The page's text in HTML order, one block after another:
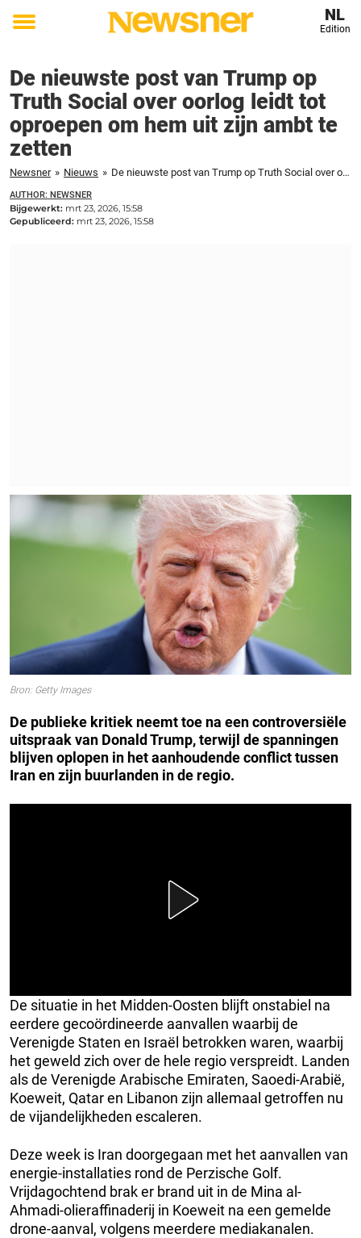
Toggle
NL
Edition
De nieuwste post van Trump op
Truth Social over oorlog leidt tot
oproepen om hem uit zijn ambt te
zetten
Newsner » Nieuws » De nieuwste post van Trump op Truth Social over oorlog leidt tot oproepen om hem uit zijn ambt te zetten
AUTHOR: NEWSNER
Bijgewerkt: mrt 23, 2026, 15:58
Gepubliceerd: mrt 23, 2026, 15:58
Bron: Getty Images
De publieke kritiek neemt toe na een controversiële
uitspraak van Donald Trump, terwijl de spanningen
blijven oplopen in het aanhoudende conflict tussen
Iran en zijn buurlanden in de regio.
De situatie in het Midden-Oosten blijft onstabiel na
eerdere gecoördineerde aanvallen waarbij de
Verenigde Staten en Israël betrokken waren, waarbij
het geweld zich over de hele regio verspreidt. Landen
als de Verenigde Arabische Emiraten, Saoedi-Arabië,
Koeweit, Qatar en Libanon zijn allemaal getroffen nu
de vijandelijkheden escaleren.
Deze week is Iran doorgegaan met het aanvallen van
energie-installaties rond de Perzische Golf.
Vrijdagochtend brak er brand uit in de Mina al-
Ahmadi-olieraffinaderij in Koeweit na een gemelde
drone-aanval, volgens meerdere mediakanalen.